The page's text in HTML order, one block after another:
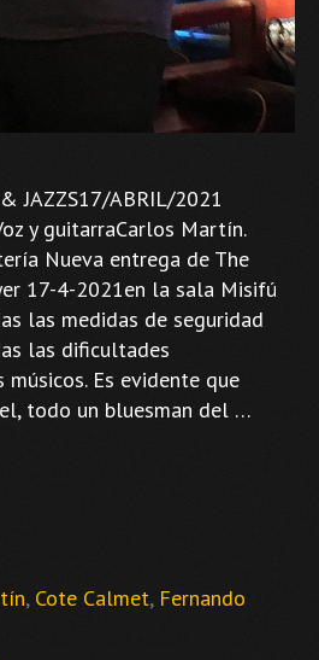
JAZZS17/ABRIL/2021
y guitarraCarlos Martín.
Nueva entrega de The
17-4-2021en la sala Misifú
las medidas de seguridad
las dificultades
Es evidente que
todo un bluesman del …
, Cote Calmet, Fernando